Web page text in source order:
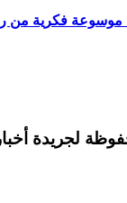
موسوعة فكرية من
لجريدة